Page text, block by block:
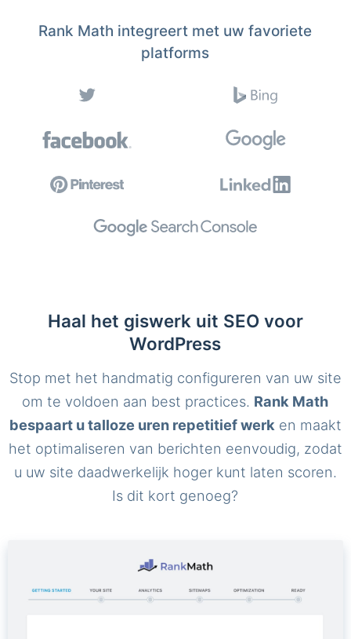
Rank Math integreert met uw favoriete
platforms
Haal het giswerk uit SEO voor
WordPress
Stop met het handmatig configureren van uw site
om te voldoen aan best practices. Rank Math
bespaart u talloze uren repetitief werk en maakt
het optimaliseren van berichten eenvoudig, zodat
u uw site daadwerkelijk hoger kunt laten scoren.
Is dit kort genoeg?